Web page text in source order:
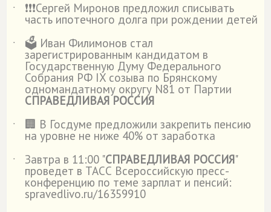
˙
❗️❗️❗️Сергей Миронов предложил списывать
часть ипотечного долга при рождении детей
˙
🗳️ Иван Филимонов стал
зарегистрированным кандидатом в
Государственную Думу Федерального
Собрания РФ IX созыва по Брянскому
одномандатному округу N81 от Партии
СПРАВЕДЛИВАЯ РОССИЯ
˙
🏢 В Госдуме предложили закрепить пенсию
на уровне не ниже 40% от заработка
˙
Завтра в 11:00 "СПРАВЕДЛИВАЯ РОССИЯ"
проведет в ТАСС Всероссийскую пресс-
конференцию по теме зарплат и пенсий:
spravedlivo.ru/16359910